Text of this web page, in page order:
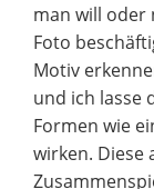
man will oder
Foto
Motiv
und ich lasse
Formen wie
wirken. Diese